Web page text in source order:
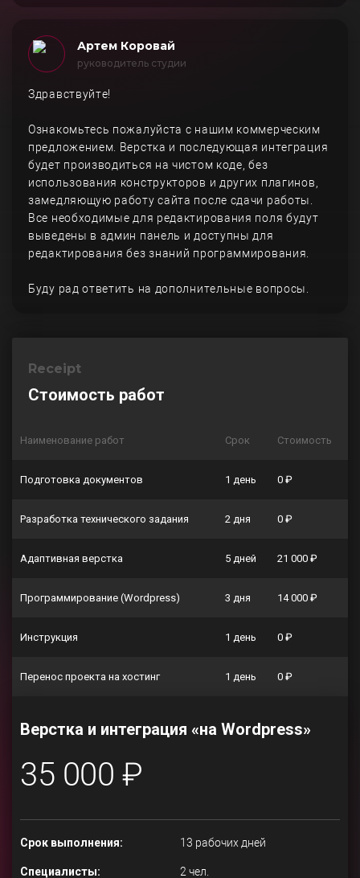
Артем Коровай
руководитель студии
Здравствуйте!
Ознакомьтесь пожалуйста с нашим коммерческим
предложением. Верстка и последующая интеграция
будет производиться на чистом коде, без
использования конструкторов и других плагинов,
замедляющую работу сайта после сдачи работы.
Все необходимые для редактирования поля будут
выведены в админ панель и доступны для
редактирования без знаний программирования.
Буду рад ответить на дополнительные вопросы.
Receipt
Стоимость работ
Наименование работ Срок Стоимость
Подготовка документов 1 день 0 ₽
Разработка технического задания 2 дня 0 ₽
Адаптивная верстка 5 дней 21 000 ₽
Программирование (Wordpress) 3 дня 14 000 ₽
Инструкция 1 день 0 ₽
Перенос проекта на хостинг 1 день 0 ₽
Верстка и интеграция «на Wordpress»
35 000 ₽
Срок выполнения: 13 рабочих дней
Специалисты: 2 чел.